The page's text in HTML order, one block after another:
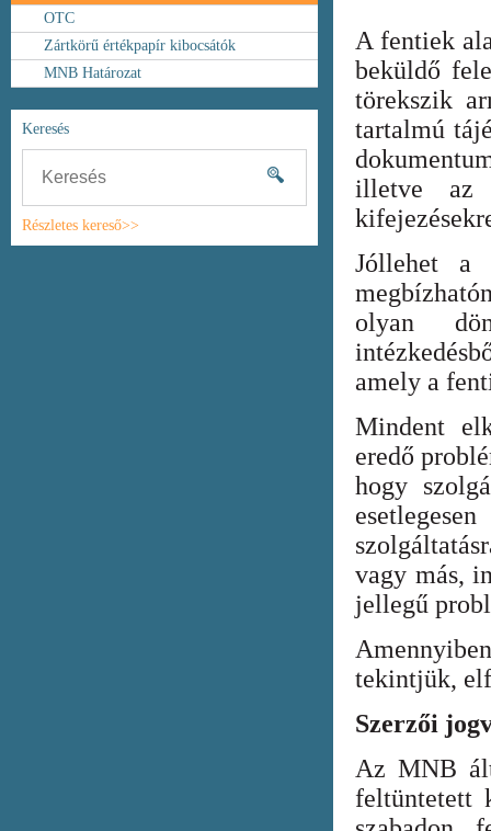
OTC
Zártkörű értékpapír kibocsátók
MNB Határozat
Keresés
Részletes kereső>>
A fentiek
beküldő
törekszik
tartalmú
illetve az
Jóllehet a
olyan
amely a
Mindent
eredő
hogy
vagy más,
jellegű
tekintjük,
Szerzői
Az MNB
feltüntetett